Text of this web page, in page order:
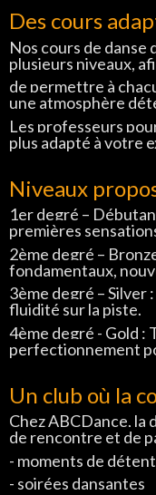
Des cours
Nos cours de danse
plusieurs niveaux,
de permettre à
une atmosphère
Les professeurs
plus adapté à votre
Niveaux
1er degré –
premières
2ème degré –
fondamentaux,
3ème degré – Silver :
fluidité surla piste.
4ème degré - Gold :
perfectionnement
Un club où la
Chez ABCDance, la
de rencontre et de
- moments de
- soirées dansantes